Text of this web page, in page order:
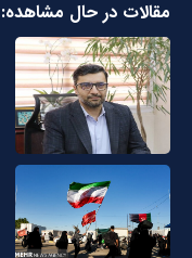
مقالات در حال مشاهده: